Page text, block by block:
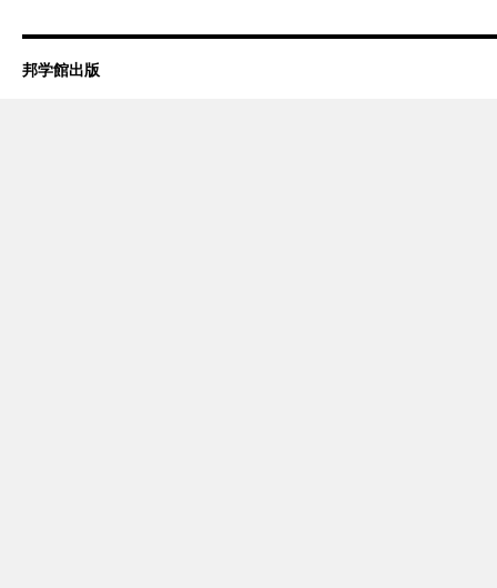
邦学館出版